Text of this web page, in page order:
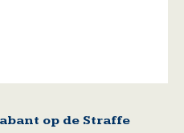
op de Straffe